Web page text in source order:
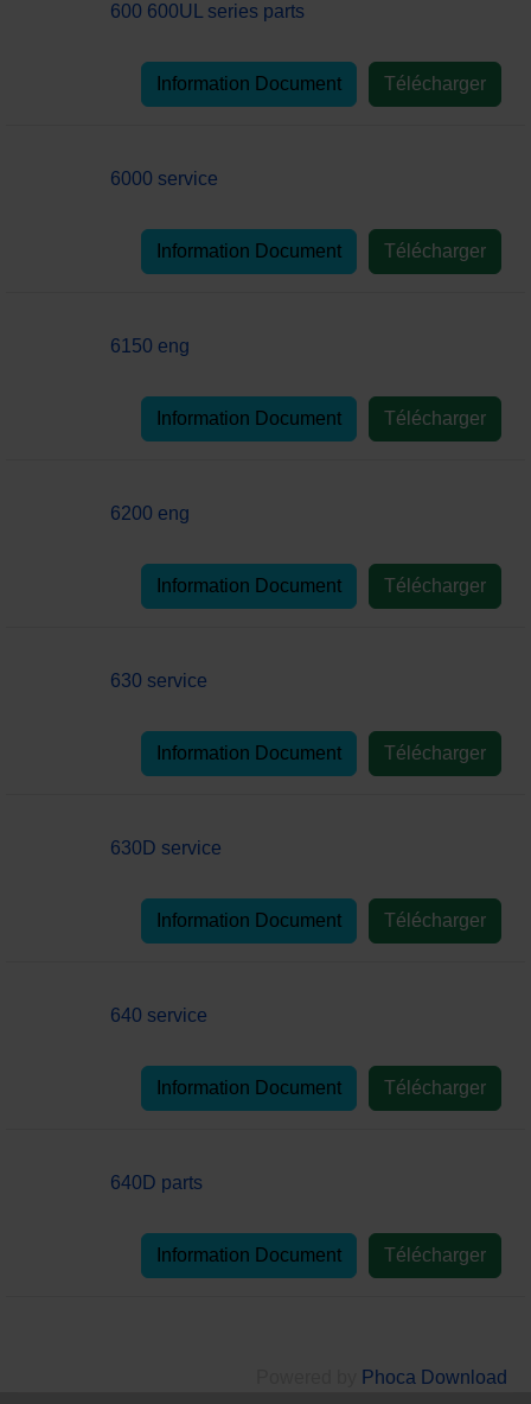
600 600UL series parts
Télécharger
Information Document
6000 service
Télécharger
Information Document
6150 eng
Télécharger
Information Document
6200 eng
Télécharger
Information Document
630 service
Télécharger
Information Document
630D service
Télécharger
Information Document
640 service
Télécharger
Information Document
640D parts
Télécharger
Information Document
Phoca Download